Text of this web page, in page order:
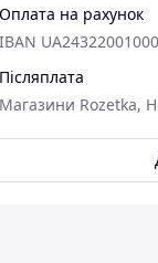
Оплата на рахунок
IBAN
Післяплата
Магазини Rozetka,